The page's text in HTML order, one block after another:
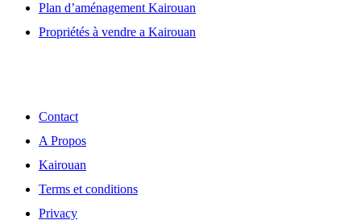
Plan d’aménagement Kairouan
Propriétés à vendre a Kairouan
Contact
A Propos
Kairouan
Terms et conditions
Privacy